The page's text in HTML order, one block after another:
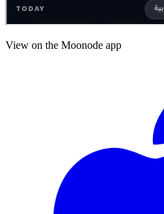
View on the Moonode app